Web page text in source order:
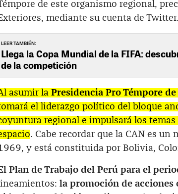
de este organismo regional,
mediante su cuenta de Twitter.
LEER TAMBIÉN:
Llega la Copa Mundial de la FIFA:
de la competición
asumir la Presidencia Pro Témpore
el liderazgo político del bloque
regional e impulsará los
. Cabe recordar que la CAN es
y está constituida por Bolivia,
Plan de Trabajo del Perú para el
la promoción de acciones